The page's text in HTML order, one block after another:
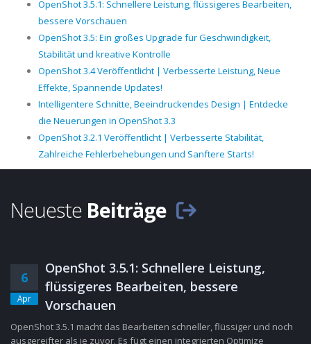
OpenShot 3.5.1: Schnellere Leistung, flüssigeres Bearbeiten,
bessere Vorschauen
OpenShot 3.5: Ein großes Upgrade für Geschwindigkeit,
Stabilität und kreative Kontrolle
OpenShot 3.4 Veröffentlicht | Verbesserte Leistung, Neue
Effekte, Spannende Updates!
Intelligentere Schnitte, Beeindruckendes Design | Entdecke
die Neuerungen in OpenShot 3.3
OpenShot 3.2.1 Veröffentlicht | Verbesserte Stabilität,
Zahlreiche Fehlerbehebungen und Sanftere Starts!
Neueste Beiträge
6
Apr
OpenShot 3.5.1: Schnellere Leistung,
flüssigeres Bearbeiten, bessere
Vorschauen
OpenShot 3.5.1 macht das Bearbeiten schneller, flüssiger und noch
ausgereifter als je zuvor. Es fügt einen integrierten Optimize